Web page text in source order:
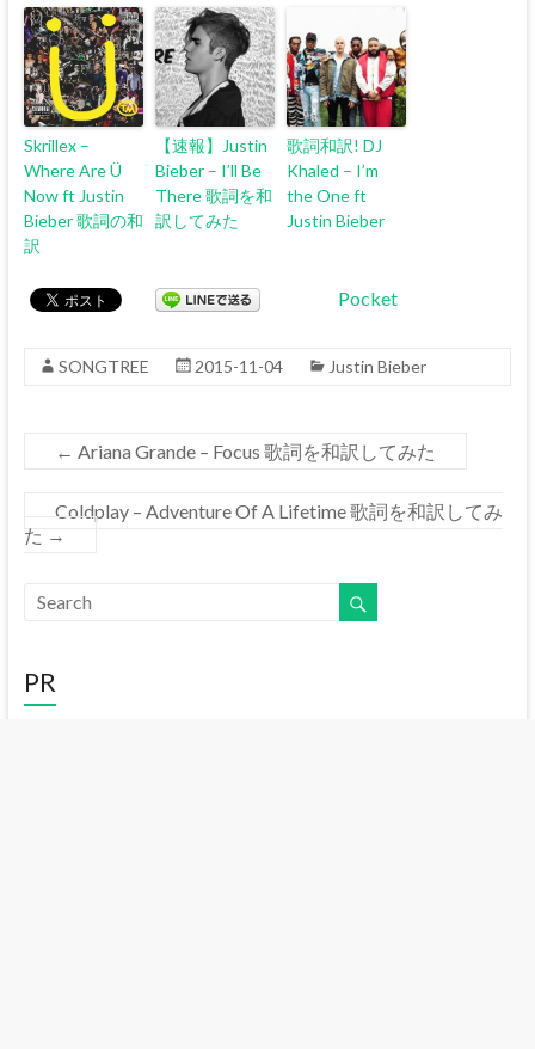
Skrillex –
Where Are Ü
Now ft Justin
Bieber 歌詞の和
訳
【速報】Justin
Bieber – I’ll Be
There 歌詞を和
訳してみた
歌詞和訳! DJ
Khaled – I’m
the One ft
Justin Bieber
Pocket
SONGTREE 2015-11-04 Justin Bieber
← Ariana Grande – Focus 歌詞を和訳してみた
Coldplay – Adventure Of A Lifetime 歌詞を和訳してみ
た →
PR